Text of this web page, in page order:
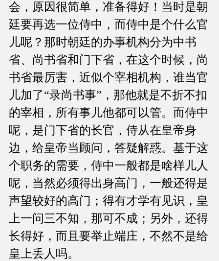
会，原因很简单，准备得好！当时是朝
廷要再选一位侍中，而侍中是个什么官
儿呢？那时朝廷的办事机构分为中书
省、尚书省和门下省，在这个时候，尚
书省最厉害，近似个宰相机构，谁当官
儿加了“录尚书事”，那他就是不折不扣
的宰相，所有事儿他都可以管。而侍中
呢，是门下省的长官，侍从在皇帝身
边，给皇帝当顾问，答疑解惑。基于这
个职务的需要，侍中一般都是啥样儿人
呢，当然必须得出身高门，一般还得是
声望较好的高门；得有才学有见识，皇
上一问三不知，那可不成；另外，还得
长得好，而且要举止端庄，不然不是给
皇上丢人吗。